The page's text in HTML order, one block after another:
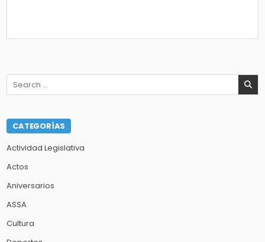
Search
CATEGORÍAS
Actividad Legislativa
Actos
Aniversarios
ASSA
Cultura